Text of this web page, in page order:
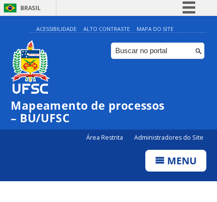
BRASIL
Simplifique!
Comunica BR
Participe
Canais
ACESSIBILIDADE ALTO CONTRASTE MAPA DO SITE
Mapeamento de processos
– BU/UFSC
Área Restrita Administradores do Site
MENU